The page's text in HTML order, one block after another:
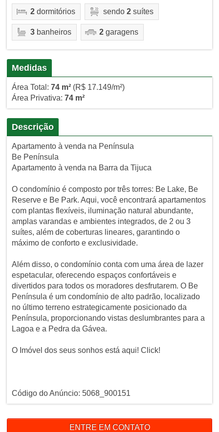
2dormitórios sendo 2suítes
3banheiros 2garagens
Medidas
Área Total: 74 m²(R$ 17.149/m²)
Área Privativa: 74 m²
Descrição
Apartamento à venda na Península
Be Península
Apartamento à venda na Barra da Tijuca
O condomínio é composto por três torres: Be Lake, Be
Reserve e Be Park. Aqui, você encontrará apartamentos
com plantas flexíveis, iluminação natural abundante,
amplas varandas e ambientes integrados, de 2 ou 3
suítes, além de coberturas lineares, garantindo o
máximo de conforto e exclusividade.
Além disso, o condomínio conta com uma área de lazer
espetacular, oferecendo espaços confortáveis e
divertidos para todos os moradores desfrutarem. O Be
Península é um condomínio de alto padrão, localizado
no último terreno estrategicamente posicionado da
Península, proporcionando vistas deslumbrantes para a
Lagoa e a Pedra da Gávea.
O Imóvel dos seus sonhos está aqui! Click!
Código do Anúncio: 5068_900151
ENTRE EM CONTATO